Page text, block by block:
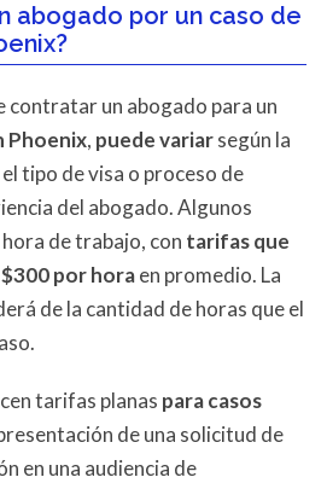
abogado por un caso de
contratar un abogado para un
Phoenix, puede variarsegún la
tipo de visa o proceso de
del abogado. Algunos
de trabajo, con tarifas que
por horaen promedio. La
de la cantidad de horas que el
tarifas planas para casos
de una solicitud de
en una audiencia de